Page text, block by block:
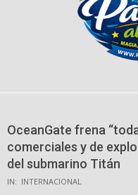
OceanGate frena
comerciales y de
del submarino Titán
IN: INTERNACIONAL